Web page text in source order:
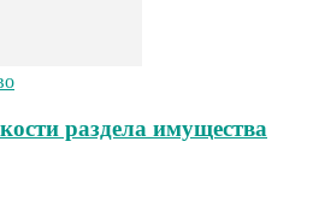
раздела имущества